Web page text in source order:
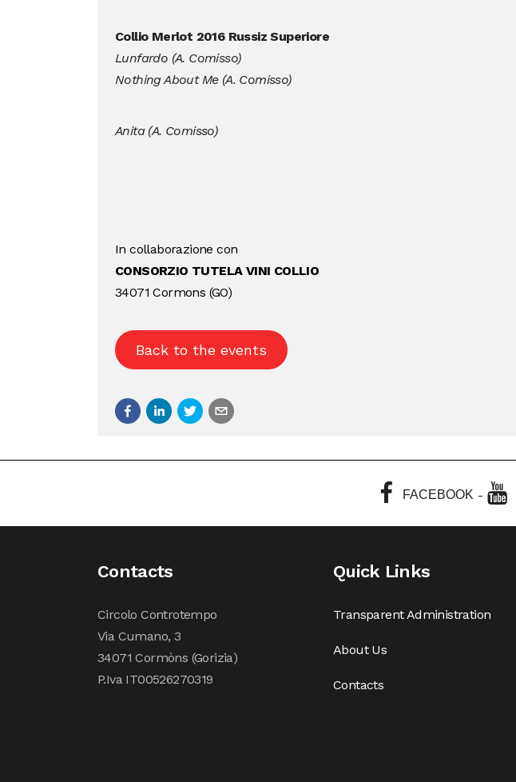
Collio Merlot 2016 Russiz Superiore
Lunfardo (A. Comisso)
Nothing About Me (A. Comisso)
Anita (A. Comisso)
In collaborazione con
CONSORZIO TUTELA VINI COLLIO
34071 Cormons (GO)
Back to the events
FACEBOOK-
Contacts
Circolo Controtempo
Via Cumano, 3
34071 Cormòns (Gorizia)
P.Iva IT00526270319
Quick Links
Transparent Administration
About Us
Contacts